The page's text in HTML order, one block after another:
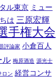
ル東京 ミュー
は 三原宏輝
手権大会
評論家 小倉百人
ル 梅原酒造 源光士
ロン 経営コンサ